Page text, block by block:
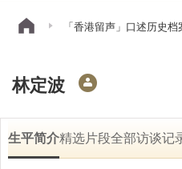
「香港留声」口述历史档
林定波
生平简介精选片段全部访谈记